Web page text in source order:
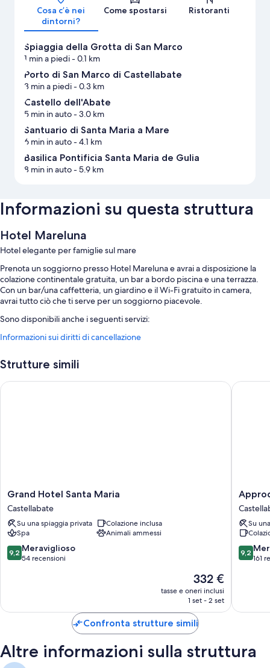
Cosa c’è nei
dintorni?
Come spostarsi Ristoranti
Spiaggia della Grotta di San Marco
1 min a piedi- 0.1 km
Porto di San Marco di Castellabate
3 min a piedi- 0.3 km
Castello dell'Abate
5 min in auto- 3.0 km
Santuario di Santa Maria a Mare
6 min in auto- 4.1 km
Basilica Pontificia Santa Maria de Gulia
8 min in auto- 5.9 km
Informazioni su questa struttura
Hotel Mareluna
Hotel elegante per famiglie sul mare
Prenota un soggiorno presso Hotel Mareluna e avrai a disposizione la
colazione continentale gratuita, un bar a bordo piscina e una terrazza.
Con un bar/una caffetteria, un giardino e il Wi-Fi gratuito in camera,
avrai tutto ciò che ti serve per un soggiorno piacevole.
Sono disponibili anche i seguenti servizi:
Una piscina all'aperto e una piscina per bambini, con lettini e
Un parcheggio non assistito gratuito
Una navetta da e per l'aeroporto (a pagamento), una piscina con
Materassi a doppio strato, letti aggiuntivi (a pagamento) e culle/letti
per bambini (con supplemento)
Bidet, set di cortesia e asciugacapelli
TV LCD con canali TV premium
Informazioni sui diritti di cancellazione
Strutture simili
Grand
Hotel
Santa
Maria
Castellabate
Grand Hotel Santa Maria
Castellabate
Su una spiaggia privata
Colazione inclusa
Spa
Animali ammessi
9.2
su
9,2 Meraviglioso
54 recensioni
Il
prezzo
attuale
332 €
332 €
tasse e oneri inclusi
1 set - 2 set
Grand Hotel Santa Maria
Resort
Thalasso
SpaSu
9.2
su
9,2
161
Confronta strutture simili
Altre informazioni sulla struttura